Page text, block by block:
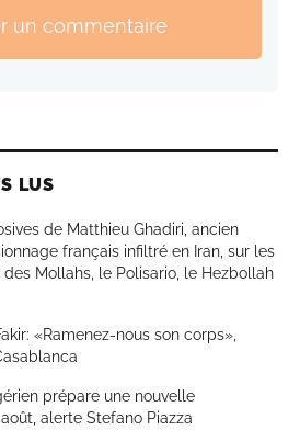
un commentaire
LUS
de Matthieu Ghadiri, ancien
français infiltré en Iran, sur les
des Mollahs, le Polisario, le Hezbollah
«Ramenez-nous son corps»,
prépare une nouvelle
alerte Stefano Piazza